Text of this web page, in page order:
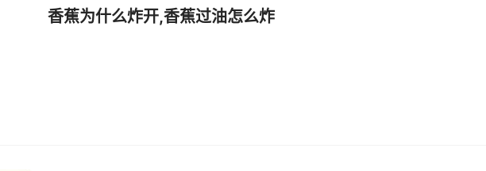
香蕉为什么炸开,香蕉过油怎么炸